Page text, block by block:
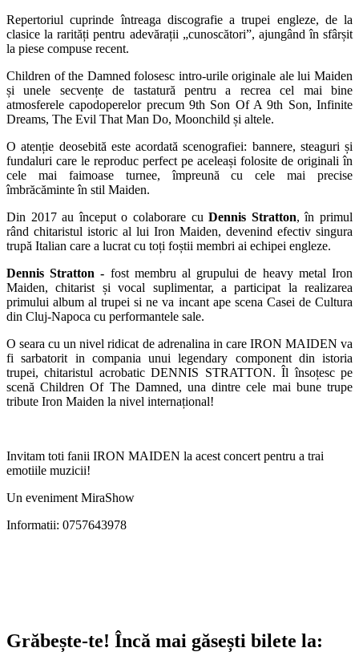
Repertoriul cuprinde întreaga discografie a trupei engleze, de la
clasice la rarități pentru adevărații „cunoscători”, ajungând în sfârșit
la piese compuse recent.
Children of the Damned folosesc intro-urile originale ale lui Maiden
și unele secvențe de tastatură pentru a recrea cel mai bine
atmosferele capodoperelor precum 9th Son Of A 9th Son, Infinite
Dreams, The Evil That Man Do, Moonchild și altele.
O atenție deosebită este acordată scenografiei: bannere, steaguri și
fundaluri care le reproduc perfect pe aceleași folosite de originali în
cele mai faimoase turnee, împreună cu cele mai precise
îmbrăcăminte în stil Maiden.
Din 2017 au început o colaborare cuDennis Stratton, în primul
rând chitaristul istoric al lui Iron Maiden, devenind efectiv singura
trupă Italian care a lucrat cu toți foștii membri ai echipei engleze.
Dennis Stratton - fost membru al grupului de heavy metal Iron
Maiden, chitarist și vocal suplimentar, a participat la realizarea
primului album al trupei si ne va incant ape scena Casei de Cultura
din Cluj-Napoca cu performantele sale.
O seara cu un nivel ridicat de adrenalina in care IRON MAIDEN va
fi sarbatorit in compania unui legendary component din istoria
trupei, chitaristul acrobatic DENNIS STRATTON. Îl însoțesc pe
scenă Children Of The Damned, una dintre cele mai bune trupe
tribute Iron Maiden la nivel internațional!
Invitam toti fanii IRON MAIDEN la acest concert pentru a trai
emotiile muzicii!
Un eveniment MiraShow
Informatii: 0757643978
Grăbește-te! Încă mai găsești bilete la: